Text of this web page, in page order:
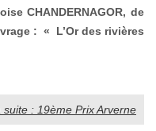
CHANDERNAGOR, de
: « L’Or des rivières
suite : 19ème Prix Arverne